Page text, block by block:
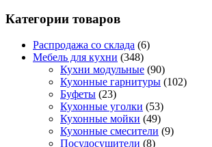
Категории товаров
Распродажа со склада (6)
Мебель для кухни (348)
Кухни модульные (90)
Кухонные гарнитуры (102)
Буфеты (23)
Кухонные уголки (53)
Кухонные мойки (49)
Кухонные смесители (9)
Посудосушители (8)